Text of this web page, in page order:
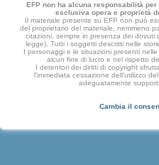
EFP non ha alcuna responsabilità
esclusiva opera e proprietà
Il materiale presente su EFP non può
del proprietario del materiale, nemmeno
citazioni, sempre in presenza dei dovuti
legge). Tutti i soggetti descritti nelle
I personaggi e le situazioni presenti
alcun fine di lucro e nel rispetto
I detentori dei diritti di copyright
l'immediata cessazione dell'utilizzo
adeguatamente
Cambia il